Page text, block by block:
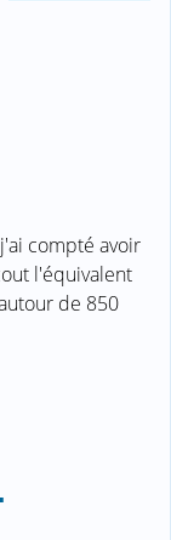
compté avoir
l'équivalent
de 850